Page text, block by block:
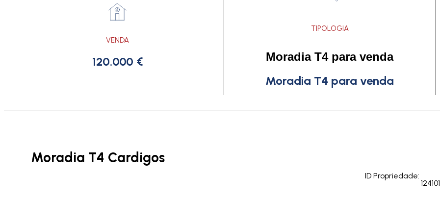
VENDA
120.000 €
TIPOLOGIA
Moradia T4 para venda
Moradia T4 para venda
Moradia T4 Cardigos
ID Propriedade: